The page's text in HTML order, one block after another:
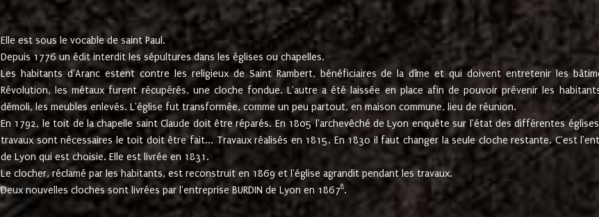
Elle est sous le vocable de saint Paul.
Depuis 1776 un édit interdit les sépultures dans les églises ou chapelles.
Les habitants d'Aranc estent contre les religieux de Saint Rambert, bénéficiaires de la dîme et qui doivent entretenir les
Révolution, les métaux furent récupérés, une cloche fondue. L'autre a été laissée en place afin de pouvoir prévenir les
démoli, les meubles enlevés. L'église fut transformée, comme un peu partout, en maison commune, lieu de réunion.
En 1792, le toit de la chapelle saint Claude doit être réparés. En 1805 l'archevêché de Lyon enquête sur l'état des différentes
travaux sont nécessaires le toit doit être fait... Travaux réalisés en 1815. En 1830 il faut changer la seule cloche restante. C'est
de Lyon qui est choisie. Elle est livrée en 1831.
Le clocher, réclamé par les habitants, est reconstruit en 1869 et l'église agrandit pendant les travaux.
Deux nouvelles cloches sont livrées par l'entreprise BURDIN de Lyon en 18678.